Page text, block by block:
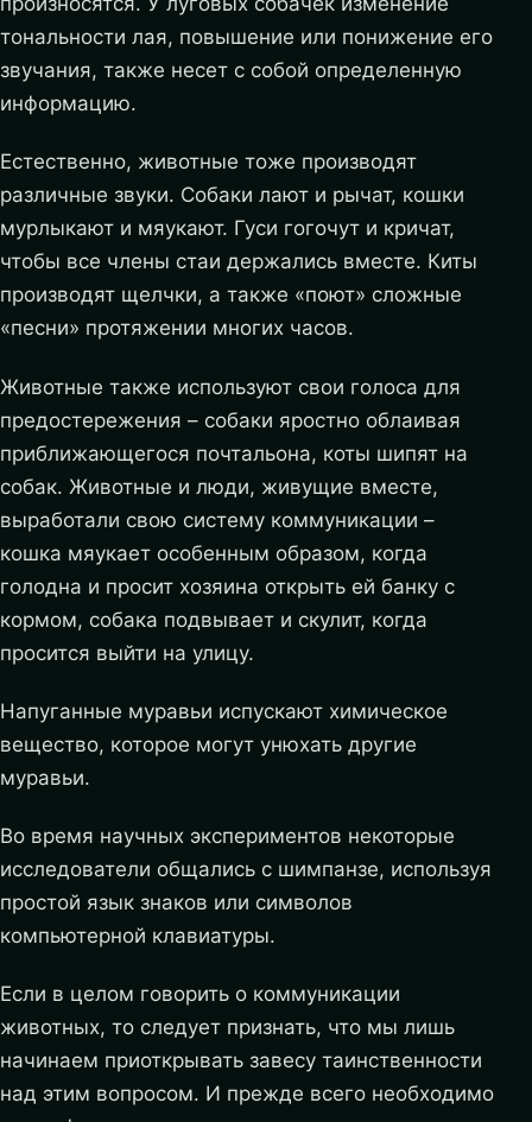
тональности лая, повышение или понижение его
звучания, также несет с собой определенную
информацию.
Естественно, животные тоже производят
различные звуки. Собаки лают и рычат, кошки
мурлыкают и мяукают. Гуси гогочут и кричат,
чтобы все члены стаи держались вместе. Киты
производят щелчки, а также «поют» сложные
«песни» протяжении многих часов.
Животные также используют свои голоса для
предостережения – собаки яростно облаивая
приближающегося почтальона, коты шипят на
собак. Животные и люди, живущие вместе,
выработали свою систему коммуникации –
кошка мяукает особенным образом, когда
голодна и просит хозяина открыть ей банку с
кормом, собака подвывает и скулит, когда
просится выйти на улицу.
Напуганные муравьи испускают химическое
вещество, которое могут унюхать другие
муравьи.
Во время научных экспериментов некоторые
исследователи общались с шимпанзе, используя
простой язык знаков или символов
компьютерной клавиатуры.
Если в целом говорить о коммуникации
животных, то следует признать, что мы лишь
начинаем приоткрывать завесу таинственности
над этим вопросом. И прежде всего необходимо